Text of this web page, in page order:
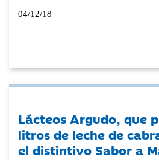
04/12/18
Lácteos Argudo, que
litros de leche de
el distintivo Sabor a